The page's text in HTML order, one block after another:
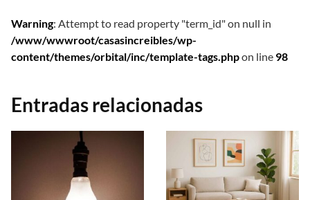
Warning: Attempt to read property "term_id" on null in
/www/wwwroot/casasincreibles/wp-
content/themes/orbital/inc/template-tags.phpon line 98
Entradas relacionadas